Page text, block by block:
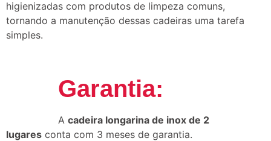
higienizadas com produtos de limpeza comuns,
tornando a manutenção dessas cadeiras uma tarefa
simples.
Garantia:
A cadeira longarina de inox de 2
lugares conta com 3 meses de garantia.